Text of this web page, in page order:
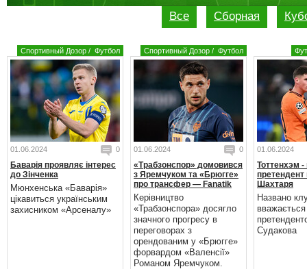
Все Сборная
Спортивный Дозор / Футбол
01.06.2024 0
Баварія проявляє інтерес
до Зінченка
Мюнхенська «Баварія»
цікавиться українським
захисником «Арсеналу»
Спортивный Дозор / Футбол
01.06.2024 0
«Трабзонспор» домовився
з Яремчуком та «Брюгге»
про трансфер — Fanatik
Керівництво
«Трабзонспора» досягло
значного прогресу в
переговорах з
орендованим у «Брюгге»
форвардом «Валенсії»
Романом Яремчуком.
01.06.2024
Тоттенхэм -
претендент
Шахтаря
Названо
Судакова